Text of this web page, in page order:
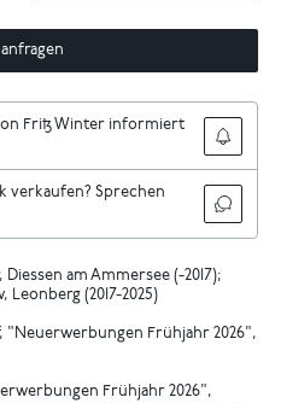
Fritz Winter informiert
verkaufen? Sprechen
am Ammersee (-2017);
(2017-2025)
"Neuerwerbungen Frühjahr 2026",
Frühjahr 2026",